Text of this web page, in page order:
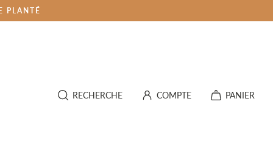
PLANTÉ
RECHERCHE COMPTE PANIER